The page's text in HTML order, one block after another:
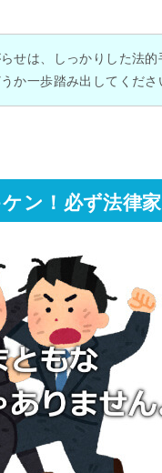
せは、しっかりした法的
か一歩踏み出してくださ
ン！必ず法律